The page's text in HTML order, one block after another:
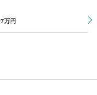
.7万円